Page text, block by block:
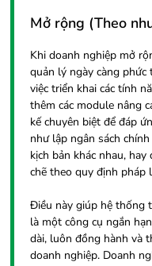
Mở rộng (Theo
Khi doanh nghiệp mở
quản lý ngày càng
việc triển khai các tính
thêm các module nâng
kế chuyên biệt để đáp
như lập ngân sách
kịch bản khác nhau,
chẽ theo quy định pháp
Điều này giúp hệ thống
là một công cụ ngắn
dài, luôn đồng hành và
doanh nghiệp. Doanh